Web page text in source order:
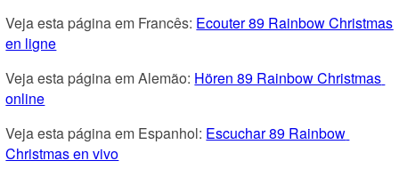
Veja esta página em Francês: Ecouter 89 Rainbow Christmas
en ligne
Veja esta página em Alemão: Hören 89 Rainbow Christmas
online
Veja esta página em Espanhol: Escuchar 89 Rainbow
Christmas en vivo